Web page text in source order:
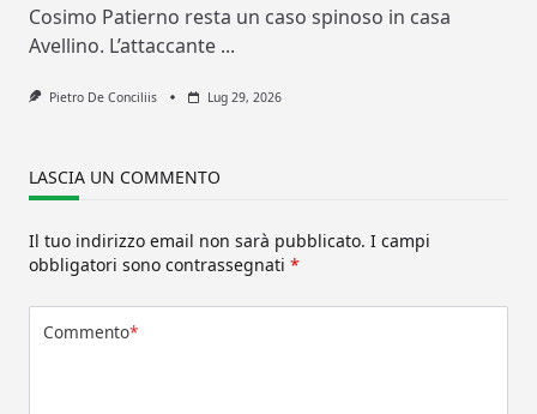
Cosimo Patierno resta un caso spinoso in casa
Avellino. L’attaccante ...
Pietro De Conciliis Lug 29, 2026
LASCIA UN COMMENTO
Il tuo indirizzo email non sarà pubblicato. I campi
obbligatori sono contrassegnati *
Commento*